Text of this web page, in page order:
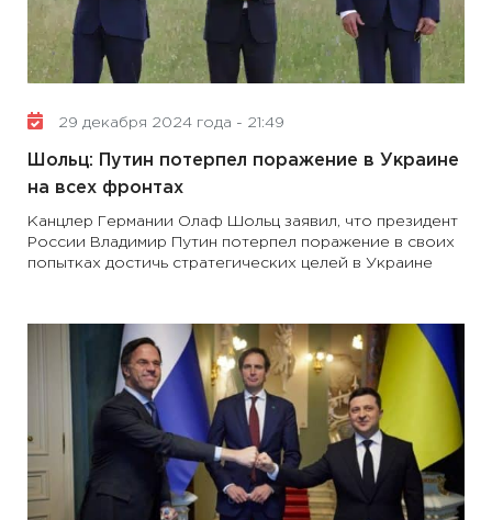
29 декабря 2024 года - 21:49
Шольц: Путин потерпел поражение в Украине
на всех фронтах
Канцлер Германии Олаф Шольц заявил, что президент
России Владимир Путин потерпел поражение в своих
попытках достичь стратегических целей в Украине